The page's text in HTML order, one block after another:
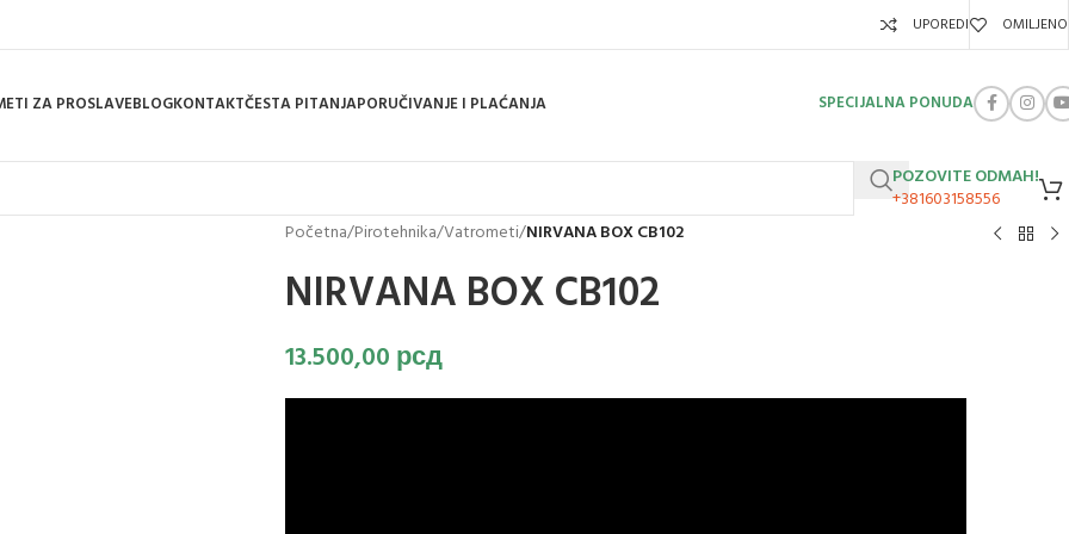
UPOREDI OMILJENO
ZA PROSLAVEBLOGKONTAKTČESTA PITANJAPORUČIVANJE I PLAĆANJA SPECIJALNA PONUDA
POZOVITE ODMAH!
+381603158556
Početna/Pirotehnika/Vatrometi/NIRVANA BOX CB102
NIRVANA BOX CB102
13.500,00 рсд